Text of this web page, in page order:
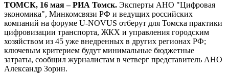
ТОМСК, 16 мая – РИА Томск. Эксперты АНО "Цифровая
экономика", Минкомсвязи РФ и ведущих российских
компаний на форуме U-NOVUS отберут для Томска практики
цифровизации транспорта, ЖКХ и управления городским
хозяйством из 45 уже внедренных в других регионах РФ;
ключевым критерием будут минимальные бюджетные
затраты, сообщил журналистам в четверг представитель АНО
Александр Зорин.